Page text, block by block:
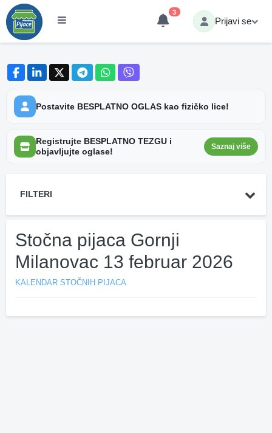
3
Prijavi se
Postavite BESPLATNO OGLAS kao fizičko lice!
Registrujte BESPLATNO TEZGU i
objavljujte oglase!
Saznaj više
FILTERI
Stočna pijaca Gornji
Milanovac 13 februar 2026
KALENDAR STOČNIH PIJACA